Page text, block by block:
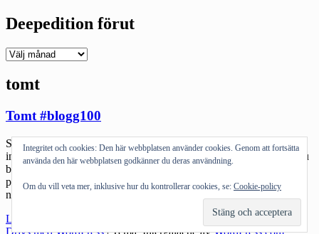
Deepedition förut
Deepedition
tomt
Tomt #blogg100
Slut på en vecka. Jag lyckades. Levererat. Levererat som fan. Trots
influensa, trots att jag är sjukt kass på att faktiskt balansera jobb. Nu
bara tomhet kvar. Tomt nån dag tills det är dags att gå på igen. Nya
projekt, nya jobb. Det är märkligt. Det där att man kör 120 och sen
när man […]
Läs mer
#blogg100"
Drivs med WordPress |Tema: Intergalactic avWordPress.com.
Integritet och cookies: Den här webbplatsen använder cookies. Genom att fortsätta
använda den här webbplatsen godkänner du deras användning.
Om du vill veta mer, inklusive hur du kontrollerar cookies, se: Cookie-policy